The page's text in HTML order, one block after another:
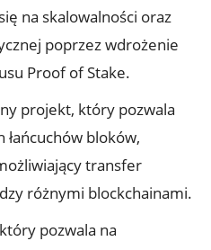
na skalowalności ‌oraz
poprzez wdrożenie
Proof of Stake.
projekt, który pozwala
łańcuchów bloków,
transfer
różnymi blockchainami.
pozwala na